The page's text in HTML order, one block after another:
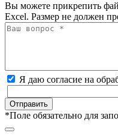
Вы можете прикрепить
Excel. Размер не должен
Я даю согласие на
*Поле обязательно для